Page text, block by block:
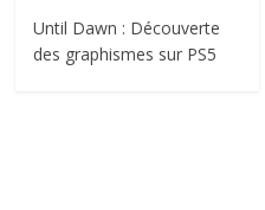
Until Dawn : Découverte
des graphismes sur PS5